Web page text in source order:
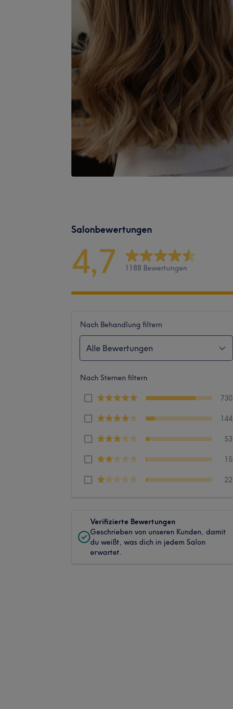
Salonbewertungen
4,7 1188 Bewertungen
Nach Behandlung filtern
Alle Bewertungen
Nach Sternen filtern
730
144
53
15
22
Verifizierte Bewertungen
Geschrieben von unseren Kunden, damit
du weißt, was dich in jedem Salon
erwartet.